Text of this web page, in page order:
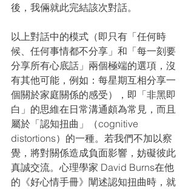
後，我倆就此完結該次對話。
以上對話中的模式（即只有「任何時
候、任何事情都不分享」和「每一刻要
分享所有心底話」兩個極端的選項，沒
有其他可能，例如：每星期互相分享一
個關於家庭關係的感受），即「非黑即
白」的思維在日常溝通頗為常見，而且
屬於「認知扭曲」（cognitive
distortions）的一種。若我們不加以察
覺，將對關係造成負面影響，妨礙彼此
真誠交流。心理學家 David Burns在他
的《好心情手冊》闡述認知扭曲時，就